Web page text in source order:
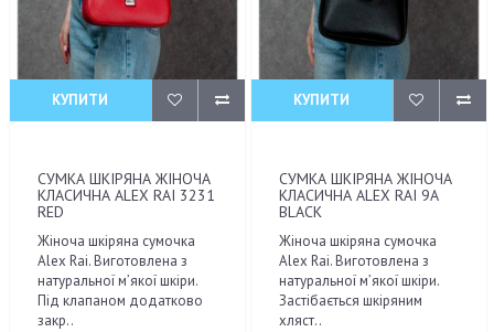
КУПИТИ
СУМКА ШКІРЯНА ЖІНОЧА
КЛАСИЧНА ALEX RAI 3231
RED
Жіноча шкіряна сумочка
Alex Rai. Виготовлена з
натуральної м’якої шкіри.
Під клапаном додатково
закр..
КУПИТИ
СУМКА ШКІРЯНА ЖІНОЧА
КЛАСИЧНА ALEX RAI 9A
BLACK
Жіноча шкіряна сумочка
Alex Rai. Виготовлена з
натуральної м’якої шкіри.
Застібається шкіряним
хляст..